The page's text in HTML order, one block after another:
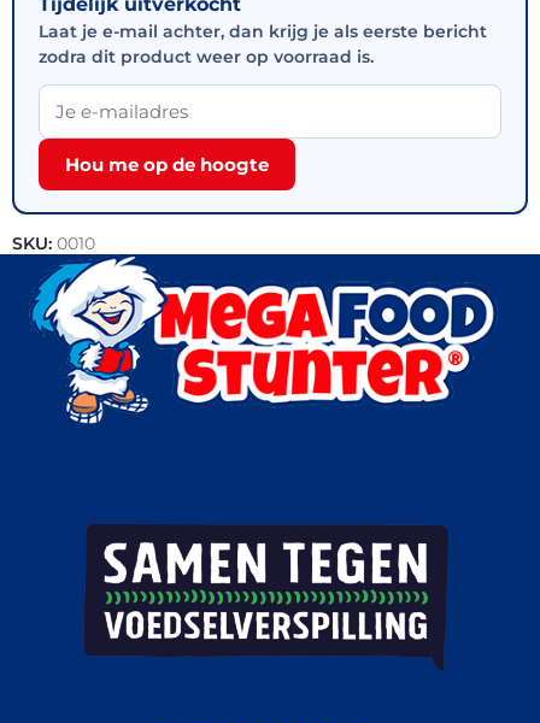
Laat je e-mail achter, dan krijg je als eerste bericht
zodra dit product weer op voorraad is.
Hou me op de hoogte
SKU: 0010
Categorie: Outlet